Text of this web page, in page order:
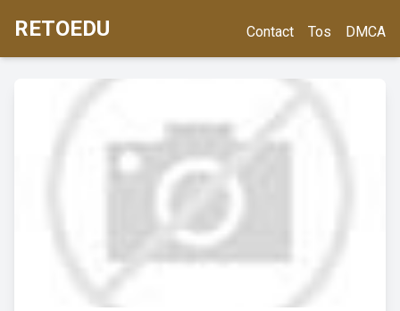
RETOEDU Contact Tos DMCA